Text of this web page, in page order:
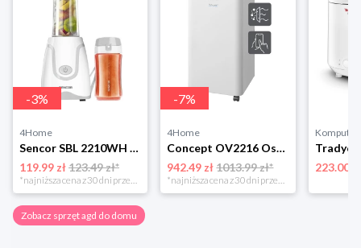
-3%
4Home
Sencor SBL 2210WH mikser do smoothie, biały
119.99 zł123.49 zł*
*najniższa cena z 30 dni przed obniżką
-7%
4Home
Concept OV2216 Osuszacz powietrza Perfect Air Smart, biały
942.49 zł 1013.99 zł*
*najniższa cena z 30 dni przed obniżką
223.00 zł
Zobacz sprzęt agd do domu